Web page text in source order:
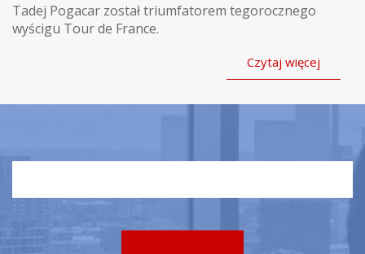
Tadej Pogacar został triumfatorem tegorocznego
wyścigu Tour de France.
Czytaj więcej